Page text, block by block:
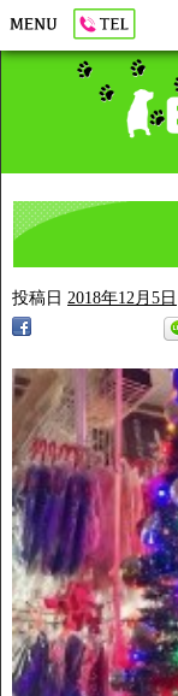
投稿日 2018年12月5日